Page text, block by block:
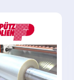
PÜTZ
Pütz &
Familie Pütz
ZIELE
Nachhaltiges